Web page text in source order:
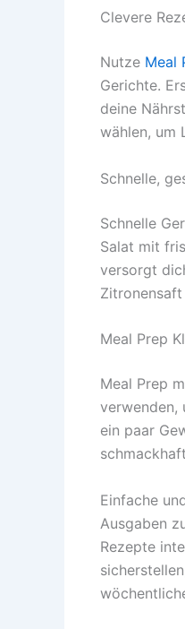
Clevere
Nutze Meal
Gerichte.
deine
wählen, um
Schnelle,
Schnelle
Salat mit
versorgt
Meal Prep
Meal Prep
verwenden,
ein paar
Einfache
Ausgaben
Rezepte